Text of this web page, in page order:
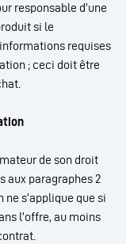
responsable d’une
si le
requises
; ceci doit être
de son droit
aux paragraphes 2
s’applique que si
l’offre, au moins